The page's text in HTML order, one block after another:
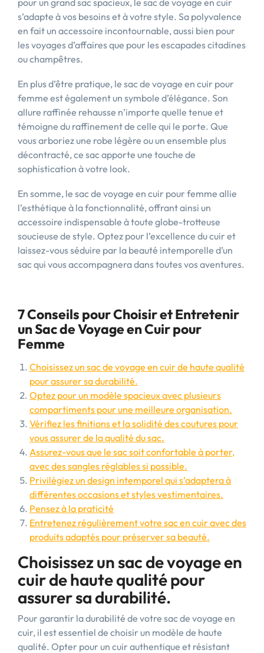
pour un grand sac spacieux, le sac de voyage en cuir
s’adapte à vos besoins et à votre style. Sa polyvalence
en fait un accessoire incontournable, aussi bien pour
les voyages d’affaires que pour les escapades citadines
ou champêtres.
En plus d’être pratique, le sac de voyage en cuir pour
femme est également un symbole d’élégance. Son
allure raffinée rehausse n’importe quelle tenue et
témoigne du raffinement de celle qui le porte. Que
vous arboriez une robe légère ou un ensemble plus
décontracté, ce sac apporte une touche de
sophistication à votre look.
En somme, le sac de voyage en cuir pour femme allie
l’esthétique à la fonctionnalité, offrant ainsi un
accessoire indispensable à toute globe-trotteuse
soucieuse de style. Optez pour l’excellence du cuir et
laissez-vous séduire par la beauté intemporelle d’un
sac qui vous accompagnera dans toutes vos aventures.
7 Conseils pour Choisir et Entretenir
un Sac de Voyage en Cuir pour
Femme
Choisissez un sac de voyage en cuir de haute qualité
pour assurer sa durabilité.
Optez pour un modèle spacieux avec plusieurs
compartiments pour une meilleure organisation.
Vérifiez les finitions et la solidité des coutures pour
vous assurer de la qualité du sac.
Assurez-vous que le sac soit confortable à porter,
avec des sangles réglables si possible.
Privilégiez un design intemporel qui s’adaptera à
différentes occasions et styles vestimentaires.
Pensez à la praticité
Entretenez régulièrement votre sac en cuir avec des
produits adaptés pour préserver sa beauté.
Choisissez un sac de voyage en
cuir de haute qualité pour
assurer sa durabilité.
Pour garantir la durabilité de votre sac de voyage en
cuir, il est essentiel de choisir un modèle de haute
qualité. Opter pour un cuir authentique et résistant